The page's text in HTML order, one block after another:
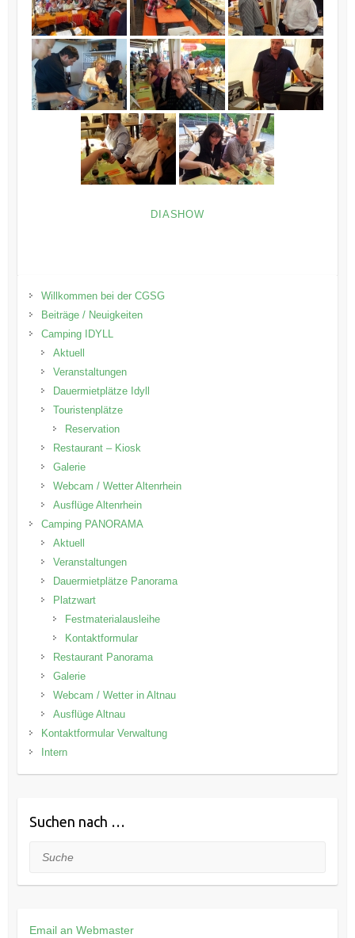
DIASHOW
Willkommen bei der CGSG
Beiträge / Neuigkeiten
Camping IDYLL
Aktuell
Veranstaltungen
Dauermietplätze Idyll
Touristenplätze
Reservation
Restaurant – Kiosk
Galerie
Webcam / Wetter Altenrhein
Ausflüge Altenrhein
Camping PANORAMA
Aktuell
Veranstaltungen
Dauermietplätze Panorama
Platzwart
Festmaterialausleihe
Kontaktformular
Restaurant Panorama
Galerie
Webcam / Wetter in Altnau
Ausflüge Altnau
Kontaktformular Verwaltung
Intern
Suchen nach …
Suche
Email an Webmaster